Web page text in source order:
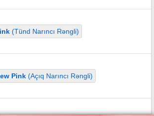
(Tünd Narıncı Rəngli)
Pink(Açıq Narıncı Rəngli)